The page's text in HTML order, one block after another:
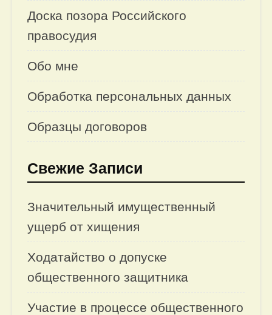
Доска позора Российского
правосудия
Обо мне
Обработка персональных данных
Образцы договоров
Свежие Записи
Значительный имущественный
ущерб от хищения
Ходатайство о допуске
общественного защитника
Участие в процессе общественного